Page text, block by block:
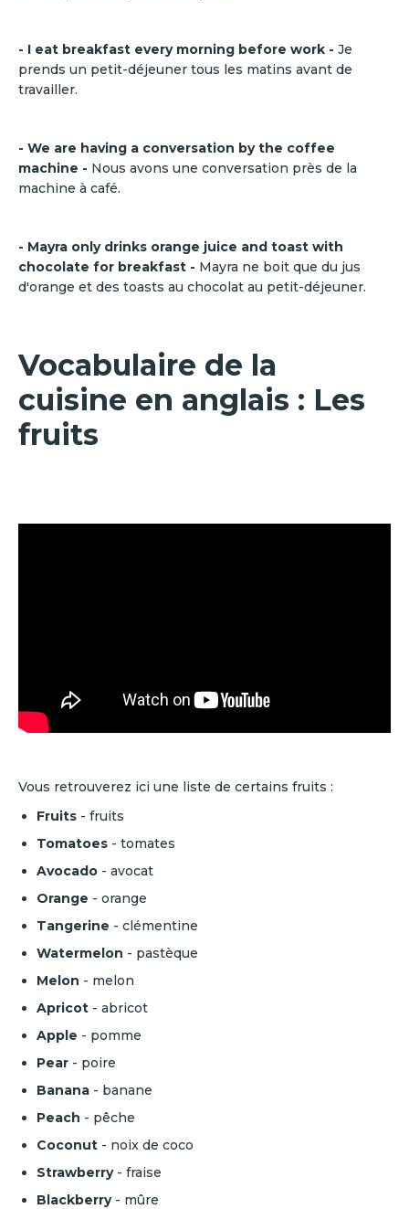
- I eat breakfast every morning before work - Je
prends un petit-déjeuner tous les matins avant de
travailler.
- We are having a conversation by the coffee
machine - Nous avons une conversation près de la
machine à café.
- Mayra only drinks orange juice and toast with
chocolate for breakfast - Mayra ne boit que du jus
d'orange et des toasts au chocolat au petit-déjeuner.
Vocabulaire de la
cuisine en anglais : Les
fruits
Vous retrouverez ici une liste de certains fruits :
Fruits - fruits
Tomatoes - tomates
Avocado - avocat
Orange - orange
Tangerine - clémentine
Watermelon - pastèque
Melon - melon
Apricot - abricot
Apple - pomme
Pear - poire
Banana - banane
Peach - pêche
Coconut - noix de coco
Strawberry- fraise
Blackberry- mûre